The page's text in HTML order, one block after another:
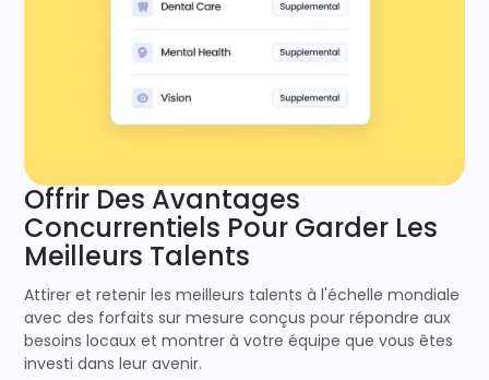
Offrir Des Avantages
Concurrentiels Pour Garder Les
Meilleurs Talents
Attirer et retenir les meilleurs talents à l'échelle mondiale
avec des forfaits sur mesure conçus pour répondre aux
besoins locaux et montrer à votre équipe que vous êtes
investi dans leur avenir.